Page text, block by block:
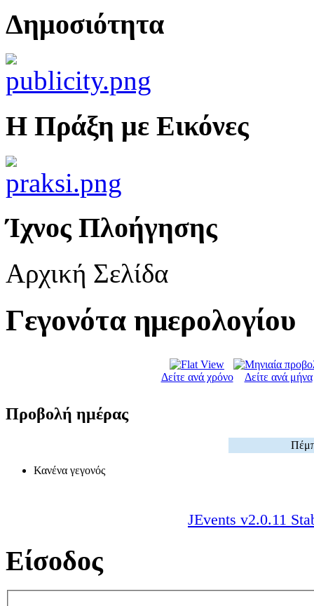
Δημοσιότητα
Η Πράξη με Εικόνες
Ίχνος Πλοήγησης
Αρχική Σελίδα
Γεγονότα ημερολογίου
Δείτε ανά χρόνο Δείτε ανά μήνα
Προβολή ημέρας
Κανένα γεγονός
JEvents v2.0.11
Είσοδος